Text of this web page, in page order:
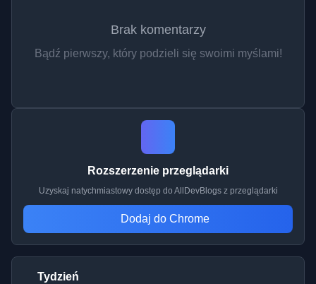
Brak komentarzy
Bądź pierwszy, który podzieli się swoimi myślami!
Rozszerzenie przeglądarki
Uzyskaj natychmiastowy dostęp do AllDevBlogs z przeglądarki
Dodaj do Chrome
Tydzień